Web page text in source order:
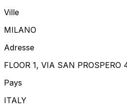
Ville
MILANO
Adresse
FLOOR 1, VIA SAN PROSPERO
Pays
ITALY